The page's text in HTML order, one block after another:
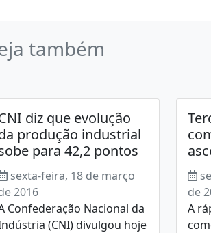
também
diz que evolução
produção industrial
para 42,2 pontos
sexta-feira, 18 de março
2016
Confederação Nacional da
(CNI) divulgou hoje
de
A